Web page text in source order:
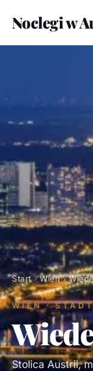
Noclegi w
Start › Wien ›
WIEN ·
Stolica Austrii,